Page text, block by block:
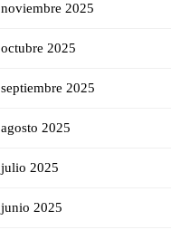
noviembre 2025
octubre 2025
septiembre 2025
agosto 2025
julio 2025
junio 2025